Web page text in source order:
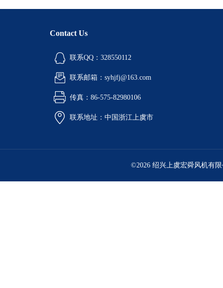
Contact Us
联系QQ：328550112
联系邮箱：syhjfj@163.com
传真：86-575-82980106
联系地址：中国浙江上虞市
©2026 绍兴上虞宏舜风机有